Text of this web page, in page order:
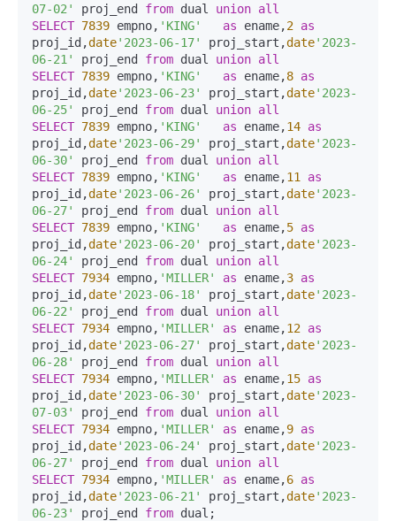
07-02'
proj_end from dual union all
SELECT 7839 empno, 'KING' as ename,2 as
proj_id,date'2023-06-17' proj_start,date'2023-
06-21'
proj_end from dual union all
SELECT 7839 empno, 'KING' as ename,8 as
proj_id,date'2023-06-23' proj_start,date'2023-
06-25'
proj_end from dual union all
SELECT 7839 empno, 'KING' as ename,14 as
proj_id,date'2023-06-29' proj_start,date'2023-
06-30'
proj_end from dual union all
SELECT 7839 empno, 'KING' as ename,11
as
proj_id,date'2023-06-26' proj_start,date'2023-
06-27'
proj_end from dual union all
SELECT 7839 empno, 'KING' as ename,5 as
proj_id,date'2023-06-20' proj_start,date'2023-
06-24'
proj_end from dual union all
SELECT 7934 empno, 'MILLER' as ename,3 as
proj_id,date'2023-06-18' proj_start,date'2023-
06-22'
proj_end from dual union all
SELECT 7934 empno, 'MILLER' as ename,12 as
proj_id,date'2023-06-27' proj_start,date'2023-
06-28'
proj_end from dual union all
SELECT 7934 empno, 'MILLER' as ename,15 as
proj_id,date'2023-06-30' proj_start,date'2023-
07-03'
proj_end from dual union all
SELECT 7934 empno, 'MILLER' as ename,9 as
proj_id,date'2023-06-24' proj_start,date'2023-
06-27'
proj_end from dual union all
SELECT 7934 empno, 'MILLER' as ename,6 as
proj_id,date'2023-06-21' proj_start,date'2023-
06-23'
proj_end from dual;